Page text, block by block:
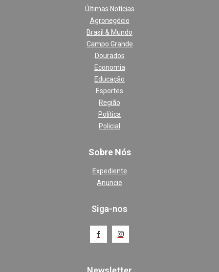
Últimas Notícias
Agronegócio
Brasil & Mundo
Campo Grande
Dourados
Economia
Educação
Esportes
Região
Política
Policial
Sobre Nós
Expediente
Anuncie
Siga-nos